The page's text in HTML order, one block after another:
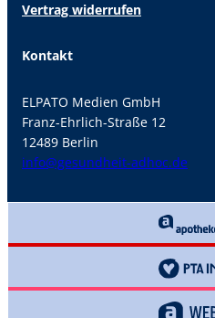
Vertrag widerrufen
Kontakt
ELPATO Medien GmbH
Franz-Ehrlich-Straße 12
12489 Berlin
info@gesundheit-adhoc.de